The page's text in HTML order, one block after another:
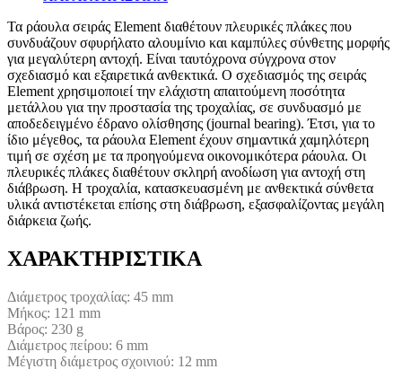
Τα ράουλα σειράς Element διαθέτουν πλευρικές πλάκες που
συνδυάζουν σφυρήλατο αλουμίνιο και καμπύλες σύνθετης μορφής
για μεγαλύτερη αντοχή. Είναι ταυτόχρονα σύγχρονα στον
σχεδιασμό και εξαιρετικά ανθεκτικά. Ο σχεδιασμός της σειράς
Element χρησιμοποιεί την ελάχιστη απαιτούμενη ποσότητα
μετάλλου για την προστασία της τροχαλίας, σε συνδυασμό με
αποδεδειγμένο έδρανο ολίσθησης (journal bearing). Έτσι, για το
ίδιο μέγεθος, τα ράουλα Element έχουν σημαντικά χαμηλότερη
τιμή σε σχέση με τα προηγούμενα οικονομικότερα ράουλα. Οι
πλευρικές πλάκες διαθέτουν σκληρή ανοδίωση για αντοχή στη
διάβρωση. Η τροχαλία, κατασκευασμένη με ανθεκτικά σύνθετα
υλικά αντιστέκεται επίσης στη διάβρωση, εξασφαλίζοντας μεγάλη
διάρκεια ζωής.
ΧΑΡΑΚΤΗΡΙΣΤΙΚΑ
Διάμετρος τροχαλίας: 45 mm
Μήκος: 121 mm
Βάρος: 230 g
Διάμετρος πείρου: 6 mm
Μέγιστη διάμετρος σχοινιού: 12 mm